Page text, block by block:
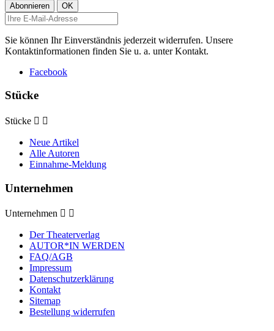
Sie können Ihr Einverständnis jederzeit widerrufen. Unsere
Kontaktinformationen finden Sie u. a. unter Kontakt.
Facebook
Stücke
Stücke  
Neue Artikel
Alle Autoren
Einnahme-Meldung
Unternehmen
Unternehmen  
Der Theaterverlag
AUTOR*IN WERDEN
FAQ/AGB
Impressum
Datenschutzerklärung
Kontakt
Sitemap
Bestellung widerrufen